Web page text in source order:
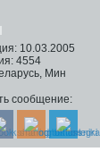
10.03.2005
4554
Мин
сообщение: